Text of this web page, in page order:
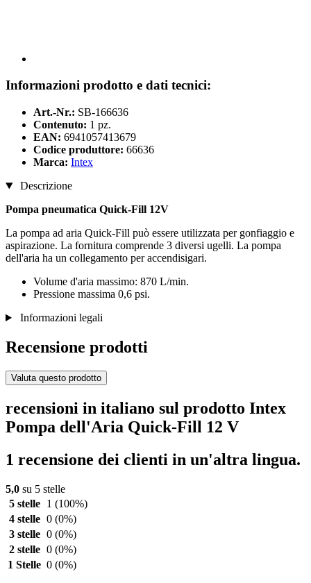
Informazioni prodotto e dati tecnici:
Art.-Nr.: SB-166636
Contenuto: 1 pz.
EAN: 6941057413679
Codice produttore: 66636
Marca: Intex
Descrizione
Pompa pneumatica Quick-Fill 12V
La pompa ad aria Quick-Fill può essere utilizzata per gonfiaggio e
aspirazione. La fornitura comprende 3 diversi ugelli. La pompa
dell'aria ha un collegamento per accendisigari.
Volume d'aria massimo: 870 L/min.
Pressione massima 0,6 psi.
Informazioni legali
Recensione prodotti
Valuta questo prodotto
recensioni in italiano sul prodotto Intex
Pompa dell'Aria Quick-Fill 12 V
1 recensione dei clienti in un'altra lingua.
5,0 su 5 stelle
5 stelle
1 (100%)
4 stelle 0 (0%)
3 stelle 0 (0%)
2 stelle 0 (0%)
1 Stelle 0 (0%)